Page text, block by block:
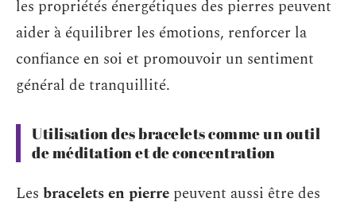
les propriétés énergétiques des pierres peuvent
aider à équilibrer les émotions, renforcer la
confiance en soi et promouvoir un sentiment
général de tranquillité.
Utilisation des bracelets comme un outil
de méditation et de concentration
Les bracelets en pierre peuvent aussi être des